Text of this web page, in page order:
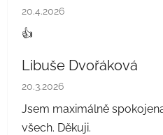
Hodnocení obchodu je 5 z
20.4.2026
👍
Libuše Dvořáková
Hodnocení obchodu je 5 z
20.3.2026
Jsem maximálně
všech. Děkuji.